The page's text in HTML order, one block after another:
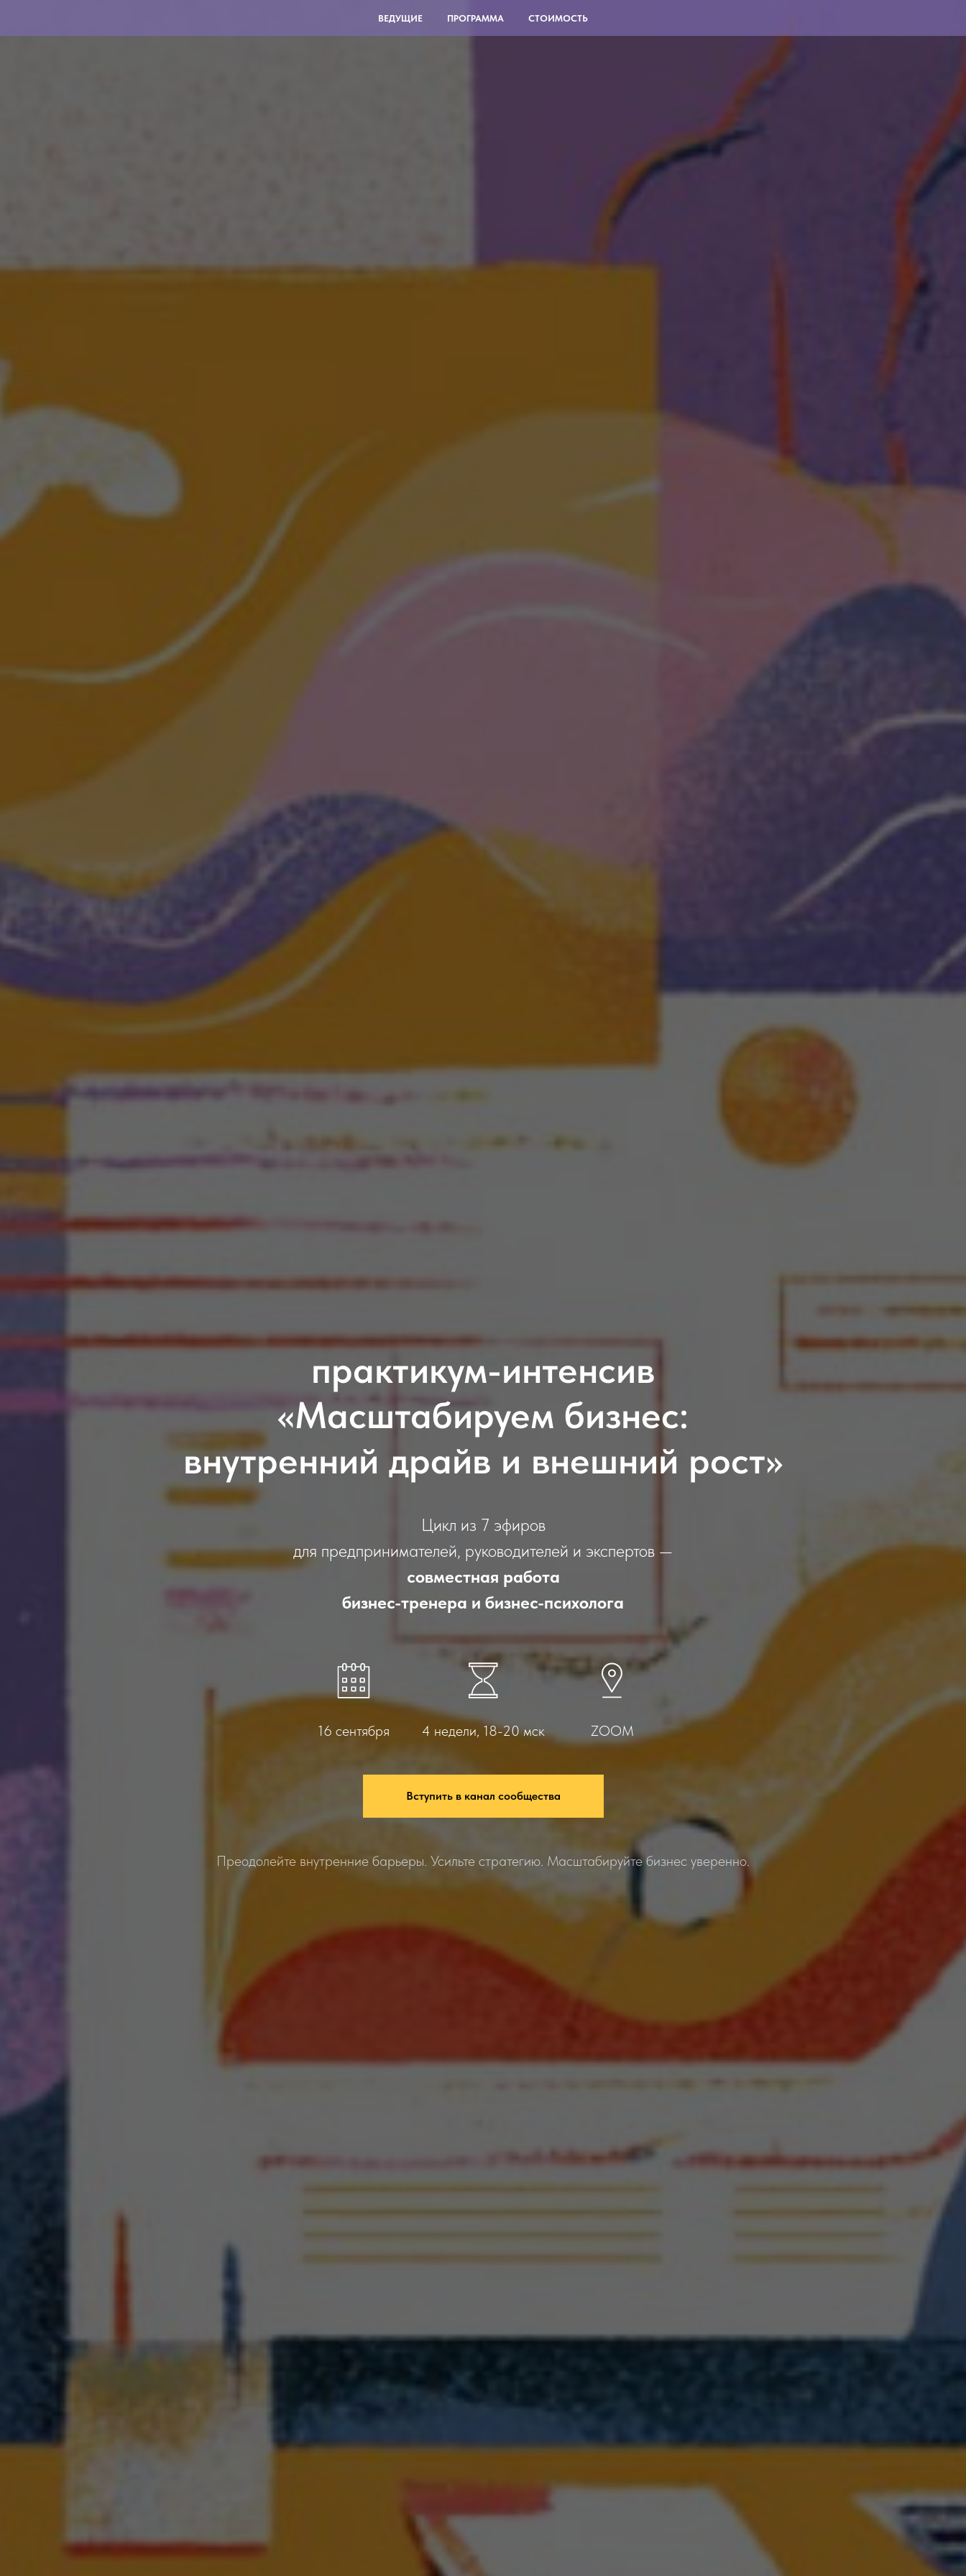
ВЕДУЩИЕ ПРОГРАММА СТОИМОСТЬ
практикум-интенсив
«Масштабируем бизнес:
внутренний драйв и внешний рост»
Цикл из 7 эфиров
для предпринимателей, руководителей и экспертов —
совместная работа
бизнес-тренера и бизнес-психолога
16 сентября 4 недели, 18-20 мск ZOOM
Вступить в канал сообщества
Преодолейте внутренние барьеры. Усильте стратегию. Масштабируйте бизнес уверенно.